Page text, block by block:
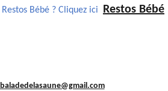
Bébé ? Cliquez ici Restos Bébé